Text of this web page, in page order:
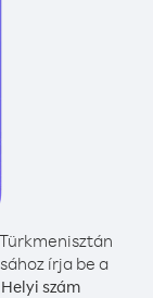
írja be a
Helyi szám